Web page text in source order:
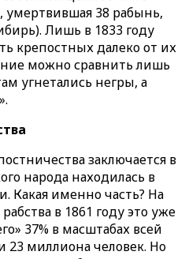
умертвившая 38 рабынь,
Лишь в 1833 году
крепостных далеко от их
можно сравнить лишь
угнетались негры, а
заключается в
народа находилась в
Какая именно часть? На
в 1861 году это уже
37% в масштабах всей
миллиона человек. Но